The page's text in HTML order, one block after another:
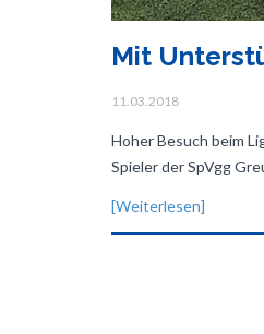
Mit
11.03.2018
Hoher Besuch beim
Spieler der SpVgg
[Weiterlesen]